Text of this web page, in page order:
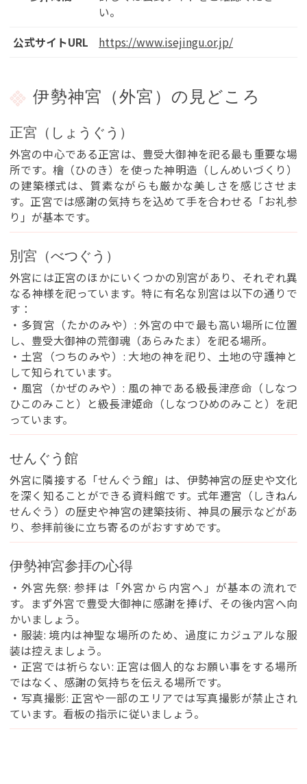
い。
公式サイトURL
https://www.isejingu.or.jp/
伊勢神宮（外宮）の見どころ
正宮（しょうぐう）
外宮の中心である正宮は、豊受大御神を祀る最も重要な場
所です。檜（ひのき）を使った神明造（しんめいづくり）
の建築様式は、質素ながらも厳かな美しさを感じさせま
す。正宮では感謝の気持ちを込めて手を合わせる「お礼参
り」が基本です。
別宮（べつぐう）
外宮には正宮のほかにいくつかの別宮があり、それぞれ異
なる神様を祀っています。特に有名な別宮は以下の通りで
す：
・多賀宮（たかのみや）: 外宮の中で最も高い場所に位置
し、豊受大御神の荒御魂（あらみたま）を祀る場所。
・土宮（つちのみや）: 大地の神を祀り、土地の守護神と
して知られています。
・風宮（かぜのみや）: 風の神である級長津彦命（しなつ
ひこのみこと）と級長津姫命（しなつひめのみこと）を祀
っています。
せんぐう館
外宮に隣接する「せんぐう館」は、伊勢神宮の歴史や文化
を深く知ることができる資料館です。式年遷宮（しきねん
せんぐう）の歴史や神宮の建築技術、神具の展示などがあ
り、参拝前後に立ち寄るのがおすすめです。
伊勢神宮参拝の心得
・外宮先祭: 参拝は「外宮から内宮へ」が基本の流れで
す。まず外宮で豊受大御神に感謝を捧げ、その後内宮へ向
かいましょう。
・服装: 境内は神聖な場所のため、過度にカジュアルな服
装は控えましょう。
・正宮では祈らない: 正宮は個人的なお願い事をする場所
ではなく、感謝の気持ちを伝える場所です。
・写真撮影: 正宮や一部のエリアでは写真撮影が禁止され
ています。看板の指示に従いましょう。